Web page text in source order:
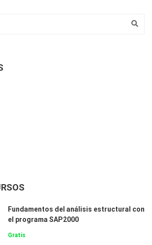
Fundamentos del análisis estructural con
el programa SAP2000
Gratis